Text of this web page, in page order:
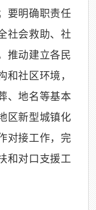
要明确职责任
社会救助、社
推动建立各民
和社区环境，
、地名等基本
区新型城镇化
对接工作，完
和对口支援工